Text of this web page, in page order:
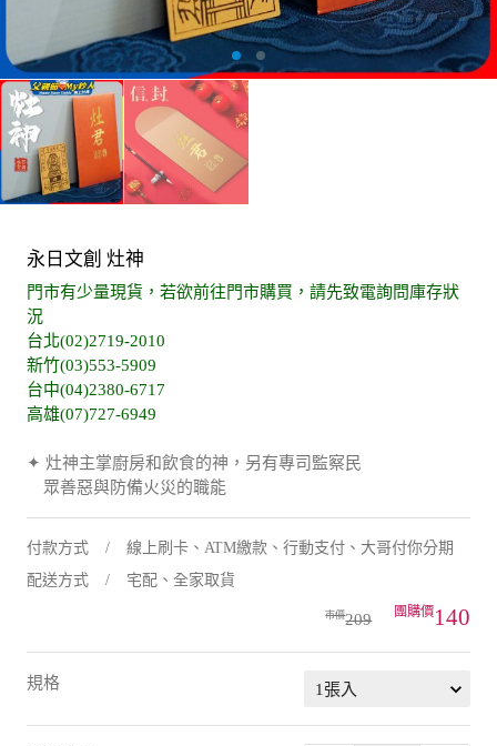
永日文創 灶神
門市有少量現貨，若欲前往門市購買，請先致電詢問庫存狀
況
台北(02)2719-2010
新竹(03)553-5909
台中(04)2380-6717
高雄(07)727-6949
✦ 灶神主掌廚房和飲食的神，另有專司監察民
眾善惡與防備火災的職能
付款方式
線上刷卡、ATM繳款、行動支付、大哥付你分期
配送方式
宅配、全家取貨
209 140
規格